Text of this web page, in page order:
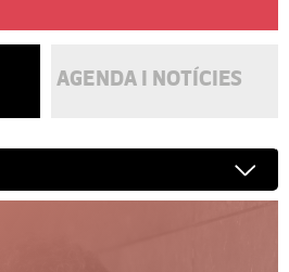
AGENDA I NOTÍCIES